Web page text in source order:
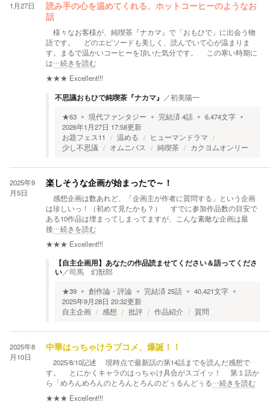
1月27日
読み手の心を温めてくれる、ホットコーヒーのようなお
話
様々なお客様が、純喫茶『ナカマ』で「おもひで」に出会う物
語です。 どのエピソードも美しく、読んでいて心が温まりま
す。まるで温かいコーヒーを頂いた気分です。 この寒い時期に
は…続きを読む
★★★ Excellent!!!
不思議おもひで純喫茶『ナカマ』 ／初美陽一
★63 現代ファンタジー 完結済4話 6,474文字
2026年1月27日 17:58更新
お題フェス11
温める
ヒューマンドラマ
少し不思議
オムニバス 純喫茶 カクヨムオンリー
2025年9
月5日
楽しそうな企画が始まったで～！
感想企画は数あれど、「企画主が作者に質問する」という企画
は珍しいっ！（初めて見たかも？） すでに参加作品数の目安で
ある10作品は埋まってしまってますが、こんな素敵な企画は最
後…続きを読む
★★★ Excellent!!!
【自主企画用】あなたの作品読ませてください＆語ってくださ
い／司馬 幻獣郎
★39 創作論・評論 完結済25話 40,421文字
2025年9月28日 20:32更新
自主企画
感想 批評 作品紹介 質問
2025年8
月10日
中華はっちゃけラブコメ、爆誕！！
2025/8/10記述 現時点で最新話の第14話までを読んだ感想で
す。 とにかくキャラのはっちゃけ具合がスゴイッ！ 第１話か
ら「めろんめろんのとろんとろんのどぅるんどぅる…続きを読む
★★★ Excellent!!!